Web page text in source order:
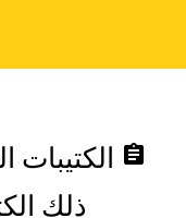
assignment الكتيبات
ذلك